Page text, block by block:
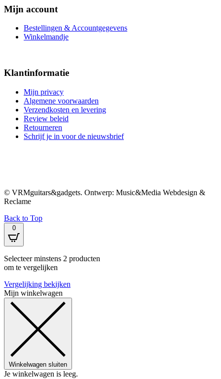
Mijn account
Bestellingen & Accountgegevens
Winkelmandje
Klantinformatie
Mijn privacy
Algemene voorwaarden
Verzendkosten en levering
Review beleid
Retourneren
Schrijf je in voor de nieuwsbrief
© VRMguitars&gadgets. Ontwerp: Music&Media Webdesign &
Reclame
Back to Top
0
Selecteer minstens 2 producten
om te vergelijken
Vergelijking bekijken
Mijn winkelwagen
Winkelwagen sluiten
Je winkelwagen is leeg.